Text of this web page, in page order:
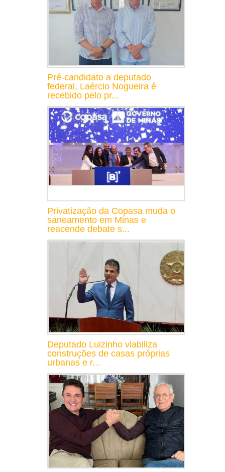
Pré-candidato a deputado
federal, Laércio Nogueira é
recebido pelo pr...
Privatização da Copasa muda o
saneamento em Minas e
reacende debate s...
Deputado Luizinho viabiliza
construções de casas próprias
urbanas e r...